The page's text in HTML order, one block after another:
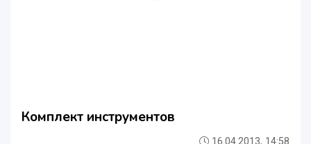
Комплект инструментов
16.04.2013, 14:58